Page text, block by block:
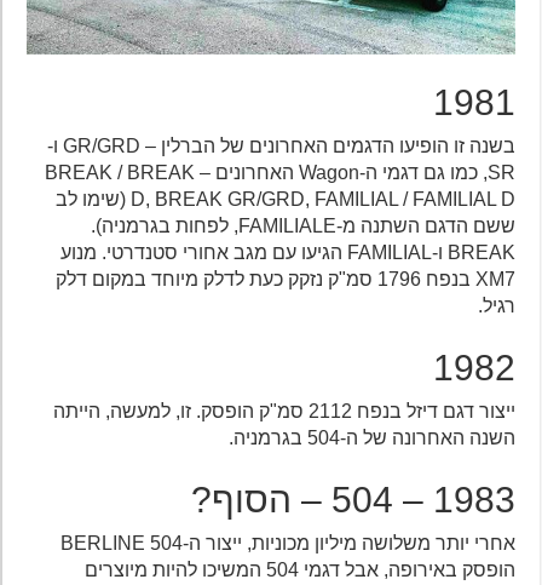
1981
בשנה זו הופיעו הדגמים האחרונים של הברלין – GR/GRD ו-
SR, כמו גם דגמי ה-Wagon האחרונים – BREAK / BREAK
D, BREAK GR/GRD, FAMILIAL / FAMILIAL D (שימו לב
ששם הדגם השתנה מ-FAMILIALE, לפחות בגרמניה).
BREAK ו-FAMILIAL הגיעו עם מגב אחורי סטנדרטי. מנוע
XM7 בנפח 1796 סמ"ק נזקק כעת לדלק מיוחד במקום דלק
רגיל.
1982
ייצור דגם דיזל בנפח 2112 סמ"ק הופסק. זו, למעשה, הייתה
השנה האחרונה של ה-504 בגרמניה.
1983 – 504 – הסוף?
אחרי יותר משלושה מיליון מכוניות, ייצור ה-504 BERLINE
הופסק באירופה, אבל דגמי 504 המשיכו להיות מיוצרים